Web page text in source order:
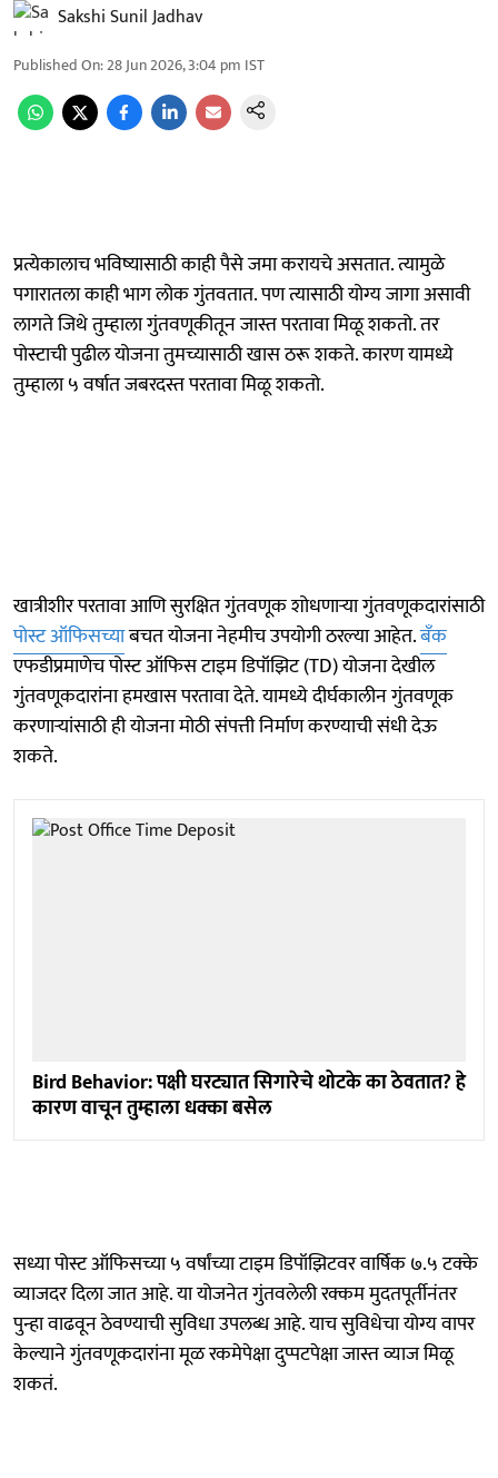
Sakshi Sunil Jadhav
Published On:28 Jun 2026, 3:04 pm IST
प्रत्येकालाच भविष्यासाठी काही पैसे जमा करायचे असतात. त्यामुळे
पगारातला काही भाग लोक गुंतवतात. पण त्यासाठी योग्य जागा असावी
लागते जिथे तुम्हाला गुंतवणूकीतून जास्त परतावा मिळू शकतो. तर
पोस्टाची पुढील योजना तुमच्यासाठी खास ठरू शकते. कारण यामध्ये
तुम्हाला ५ वर्षात जबरदस्त परतावा मिळू शकतो.
खात्रीशीर परतावा आणि सुरक्षित गुंतवणूक शोधणाऱ्या गुंतवणूकदारांसाठी
पोस्ट ऑफिसच्याबचत योजना नेहमीच उपयोगी ठरल्या आहेत.बँक
एफडीप्रमाणेच पोस्ट ऑफिस टाइम डिपॉझिट (TD) योजना देखील
गुंतवणूकदारांना हमखास परतावा देते. यामध्ये दीर्घकालीन गुंतवणूक
करणाऱ्यांसाठी ही योजना मोठी संपत्ती निर्माण करण्याची संधी देऊ
शकते.
Bird Behavior: पक्षी घरट्यात सिगारेचे थोटके का ठेवतात? हे
कारण वाचून तुम्हाला धक्का बसेल
सध्या पोस्ट ऑफिसच्या ५ वर्षांच्या टाइम डिपॉझिटवर वार्षिक ७.५ टक्के
व्याजदर दिला जात आहे. या योजनेत गुंतवलेली रक्कम मुदतपूर्तीनंतर
पुन्हा वाढवून ठेवण्याची सुविधा उपलब्ध आहे. याच सुविधेचा योग्य वापर
केल्याने गुंतवणूकदारांना मूळ रकमेपेक्षा दुप्पटपेक्षा जास्त व्याज मिळू
शकतं.